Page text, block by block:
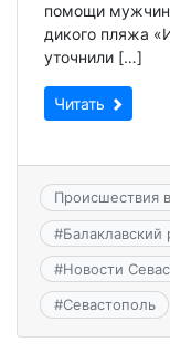
помощи
дикого пляжа
уточнили […]
Читать
Происшествия
#Балаклавский
#Новости
#Севастополь